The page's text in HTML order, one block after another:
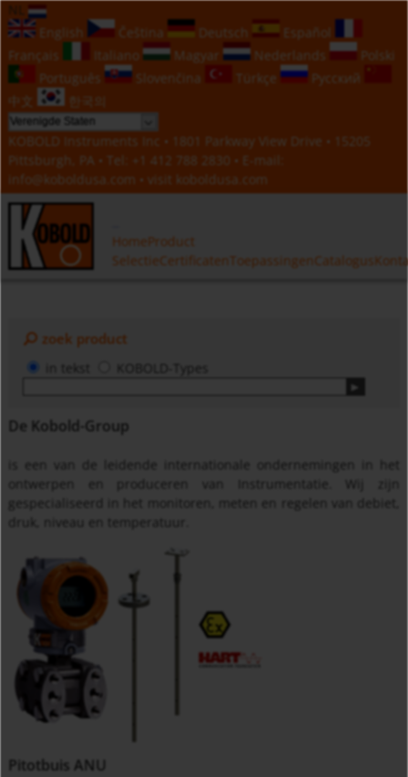
NL
English
Čeština Deutsch
Español
Français
Italiano Magyar Nederlands
Polski
Português
Slovenčina Türkçe
Русский
中文
한국의
KOBOLD Instruments Inc • 1801 Parkway View Drive • 15205
Pittsburgh, PA • Tel:
+1 412 788 2830 • E-mail:
info@koboldusa.com • visit koboldusa.com
HomeProduct
SelectieCertificaten Toepassingen Catalogus
zoek product
in tekst KOBOLD-Types
De Kobold-Group
is een van de leidende internationale ondernemingen in het
ontwerpen en produceren van Instrumentatie. Wij zijn
gespecialiseerd in het monitoren, meten en regelen van debiet,
druk, niveau en temperatuur.
Pitotbuis ANU